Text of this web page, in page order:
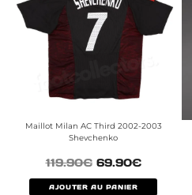
Maillot Milan AC Third 2002-2003
Shevchenko
119.90€ 69.90€
AJOUTER AU PANIER